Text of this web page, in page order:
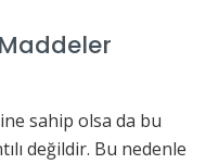
sahip olsa da bu
değildir. Bu nedenle